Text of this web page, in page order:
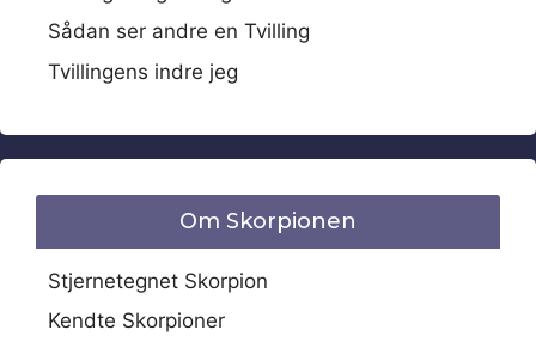
Sådan ser andre en Tvilling
Tvillingens indre jeg
Om Skorpionen
Stjernetegnet Skorpion
Kendte Skorpioner